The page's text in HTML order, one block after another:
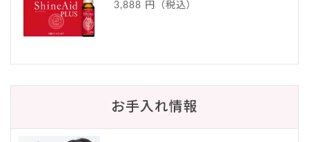
3,888 円（税込）
お手入れ情報